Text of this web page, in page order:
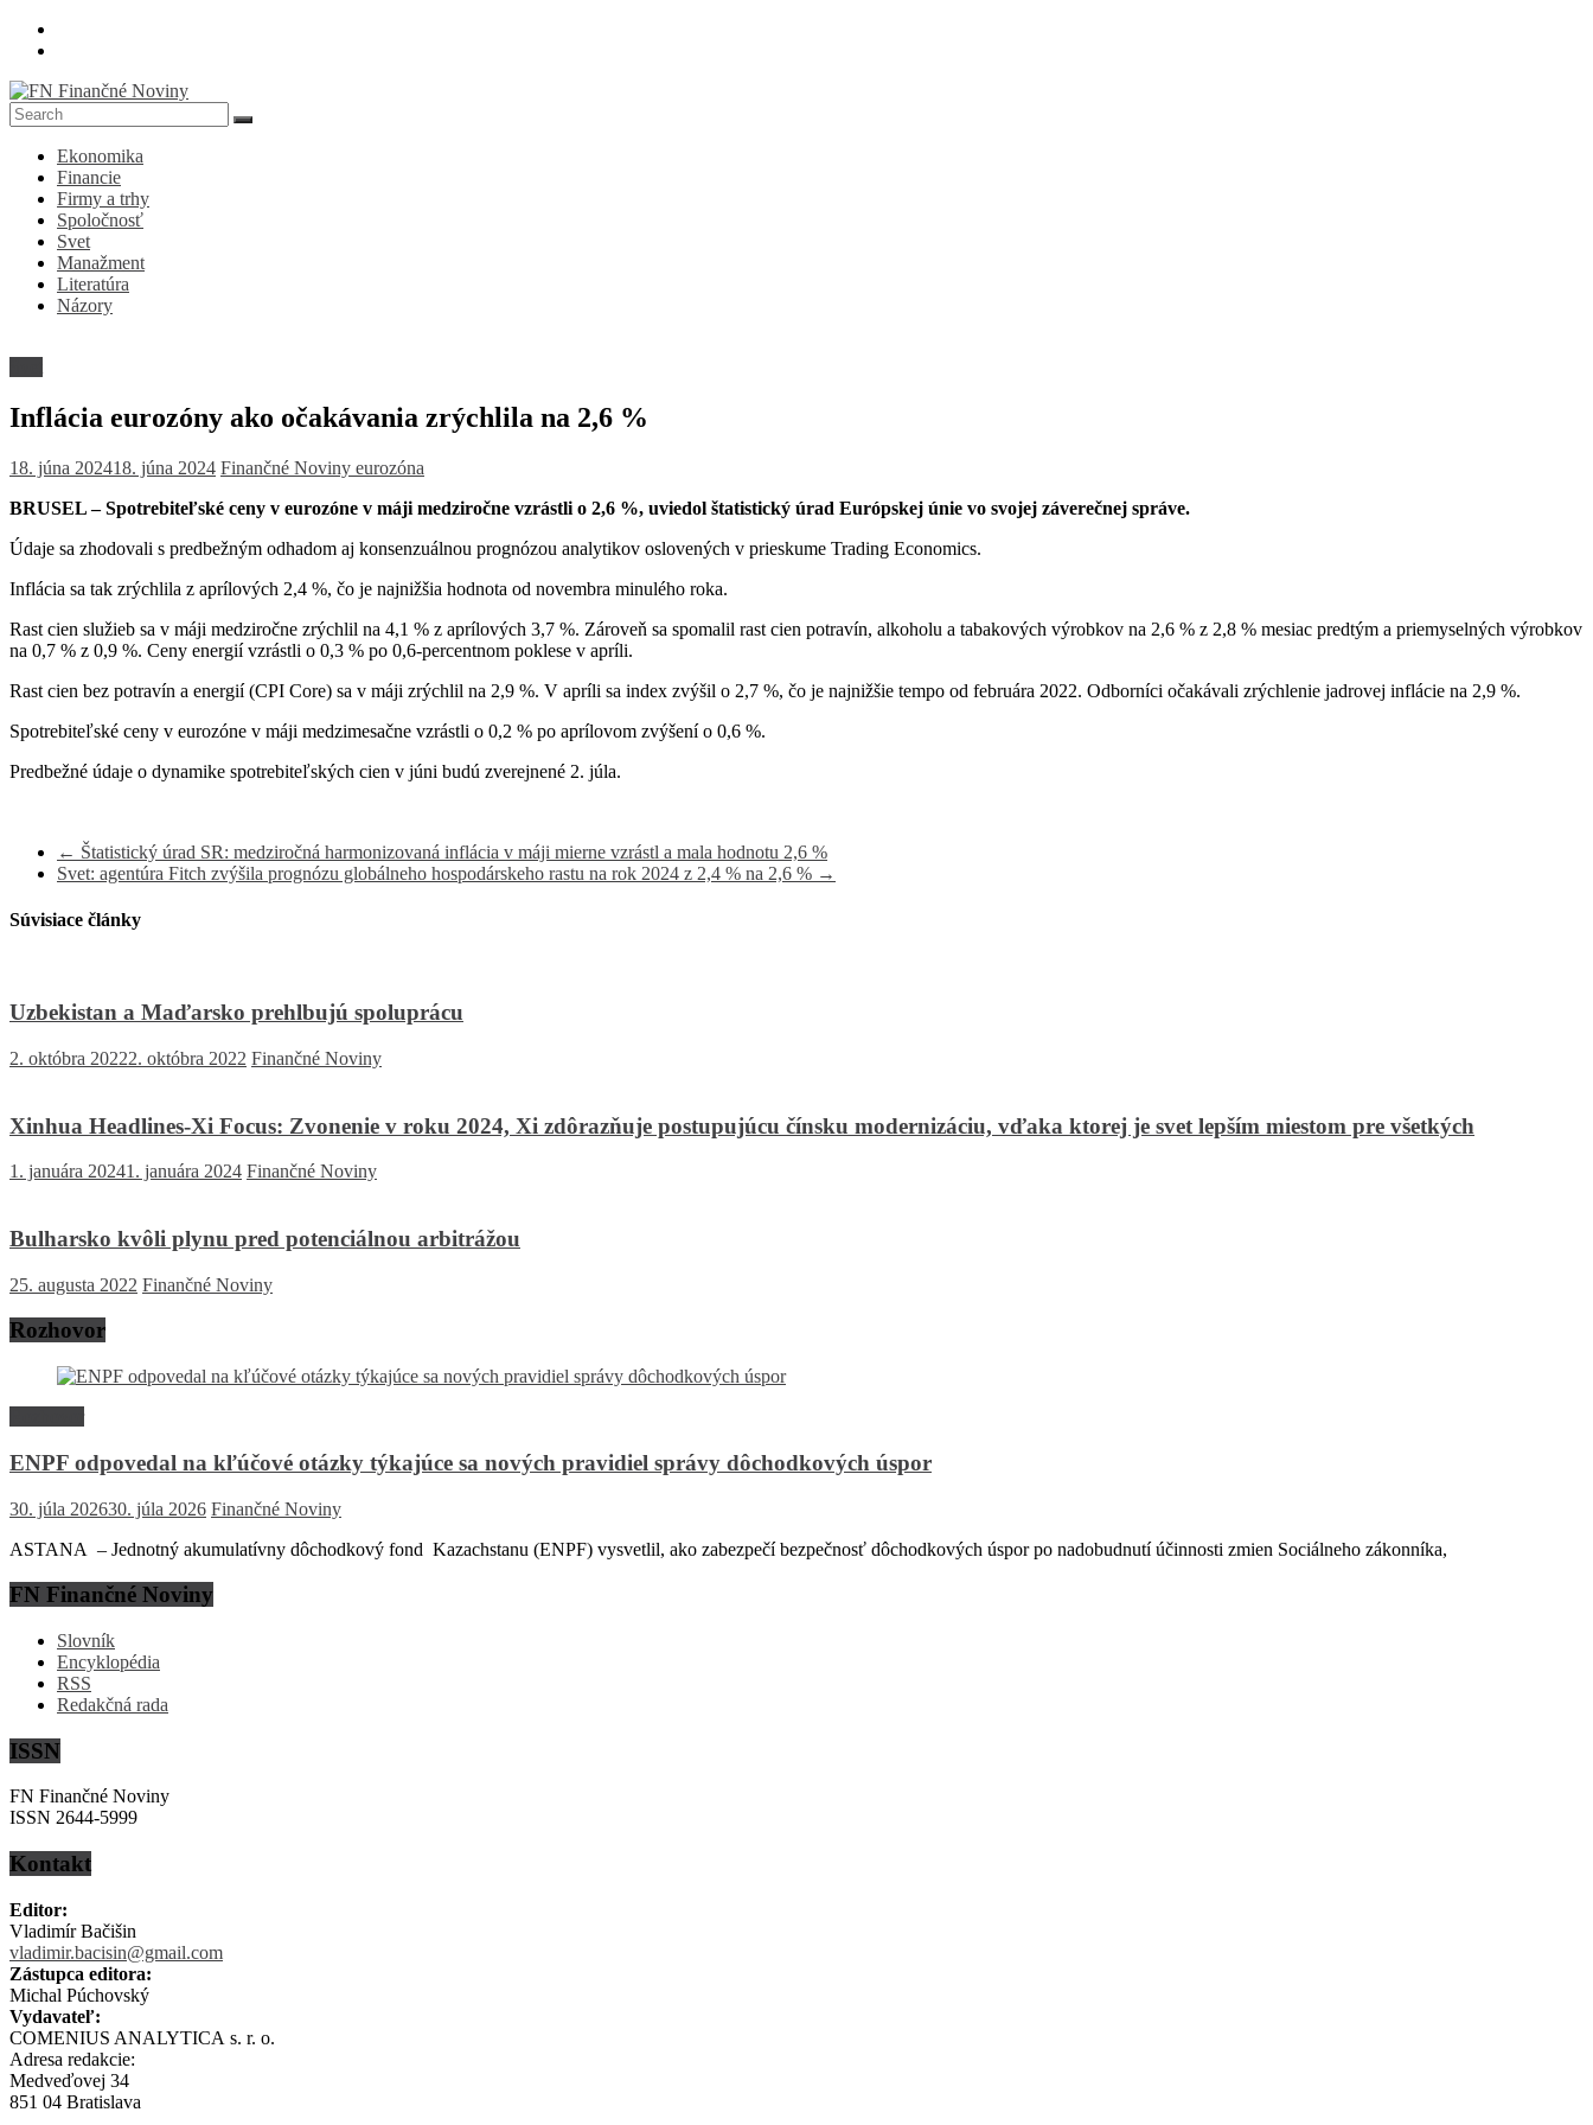
Skip
FN
Finančné
Noviny
Denník
ekonomike
spoločnosti
Ekonomika
Financie
Firmy a trhy
Spoločnosť
Svet
Manažment
Literatúra
Názory
Inflácia eurozóny ako očakávania zrýchlila na 2,6 %
18. júna 202418. júna 2024 Finančné Noviny eurozóna
BRUSEL – Spotrebiteľské ceny v eurozóne v máji medziročne vzrástli o 2,6 %, uviedol štatistický úrad Európskej únie vo svojej záverečnej správe.
Údaje sa zhodovali s predbežným odhadom aj konsenzuálnou prognózou analytikov oslovených v prieskume Trading Economics.
Inflácia sa tak zrýchlila z aprílových 2,4 %, čo je najnižšia hodnota od novembra minulého roka.
Rast cien služieb sa v máji medziročne zrýchlil na 4,1 % z aprílových 3,7 %. Zároveň sa spomalil rast cien potravín, alkoholu a tabakových výrobkov na 2,6 % z 2,8 % mesiac predtým a priemyselných výrobkov
na 0,7 % z 0,9 %. Ceny energií vzrástli o 0,3 % po 0,6-percentnom poklese v apríli.
Rast cien bez potravín a energií (CPI Core) sa v máji zrýchlil na 2,9 %. V apríli sa index zvýšil o 2,7 %, čo je najnižšie tempo od februára 2022. Odborníci očakávali zrýchlenie jadrovej inflácie na 2,9 %.
Spotrebiteľské ceny v eurozóne v máji medzimesačne vzrástli o 0,2 % po aprílovom zvýšení o 0,6 %.
Predbežné údaje o dynamike spotrebiteľských cien v júni budú zverejnené 2. júla.
← Štatistický úrad SR: medziročná harmonizovaná inflácia v máji mierne vzrástl a mala hodnotu 2,6 %
Svet: agentúra Fitch zvýšila prognózu globálneho hospodárskeho rastu na rok 2024 z 2,4 % na 2,6 % →
Súvisiace články
Uzbekistan a Maďarsko prehlbujú spoluprácu
2. októbra 20222. októbra 2022 Finančné Noviny
Xinhua Headlines-Xi Focus: Zvonenie v roku 2024, Xi zdôrazňuje postupujúcu čínsku modernizáciu, vďaka ktorej je svet lepším miestom pre všetkých
1. januára 20241. januára 2024 Finančné Noviny
Bulharsko kvôli plynu pred potenciálnou arbitrážou
25. augusta 2022 Finančné Noviny
Rozhovor
ENPF odpovedal na kľúčové otázky týkajúce sa nových pravidiel správy dôchodkových úspor
30. júla 202630. júla 2026 Finančné Noviny
ASTANA – Jednotný akumulatívny dôchodkový fond Kazachstanu (ENPF) vysvetlil, ako zabezpečí bezpečnosť dôchodkových úspor po nadobudnutí účinnosti zmien Sociálneho zákonníka,
FN Finančné Noviny
Slovník
Encyklopédia
RSS
Redakčná rada
ISSN
FN Finančné Noviny
ISSN 2644-5999
Kontakt
Editor:
Vladimír Bačišin
vladimir.bacisin@gmail.com
Zástupca editora:
Michal Púchovský
Vydavateľ:
COMENIUS ANALYTICA s. r. o.
Adresa redakcie:
Medveďovej 34
851 04 Bratislava